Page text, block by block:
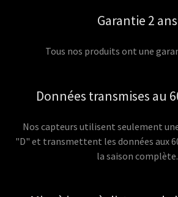
Garantie 2 ans
Tous nos produits ont une
Données transmises au
Nos capteurs utilisent seulement
"D" et transmettent les données aux
la saison complète.